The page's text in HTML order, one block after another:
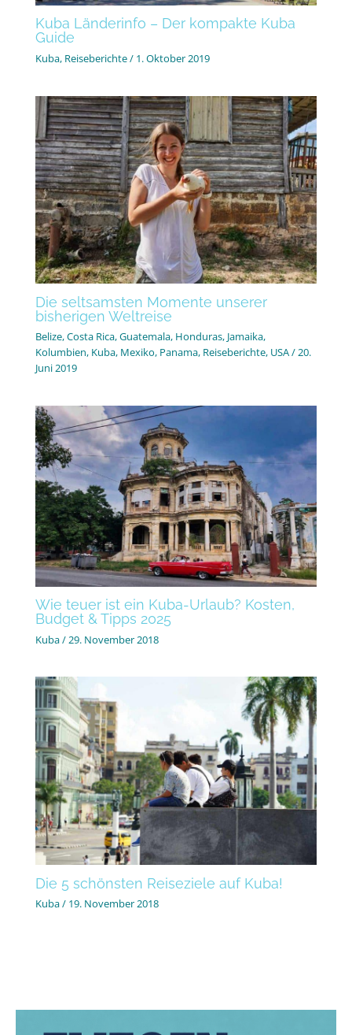
Kuba Länderinfo – Der kompakte Kuba
Guide
Kuba, Reiseberichte/ 1. Oktober 2019
Die seltsamsten Momente unserer
bisherigen Weltreise
Belize,Costa Rica,Guatemala, Honduras, Jamaika,
Kolumbien, Kuba, Mexiko, Panama, Reiseberichte, USA/20.
Juni 2019
Wie teuer ist ein Kuba-Urlaub? Kosten,
Budget & Tipps 2025
Kuba/29. November 2018
Die 5 schönsten Reiseziele auf Kuba!
Kuba/ 19. November 2018